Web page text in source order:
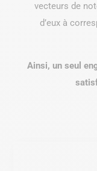
vecteurs de
d’eux à
Ainsi, un seul